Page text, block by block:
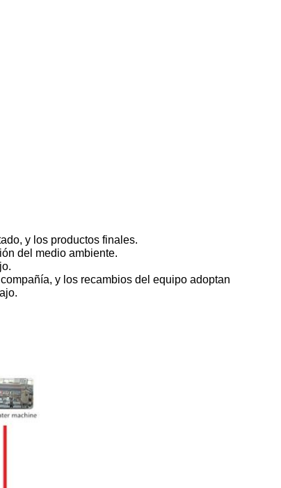
y los productos finales.
del medio ambiente.
y los recambios del equipo adoptan